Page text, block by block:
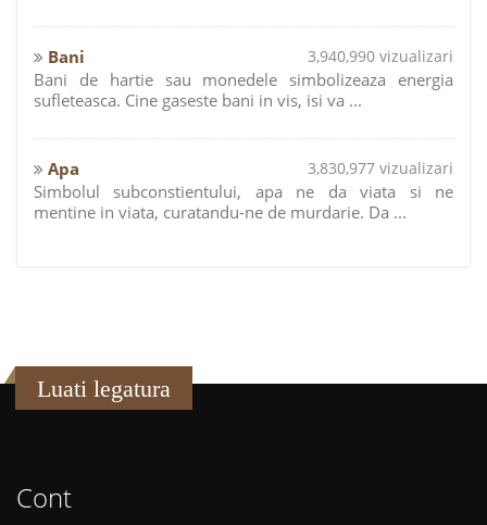
Bani 3,940,990 vizualizari
Bani de hartie sau monedele simbolizeaza energia
sufleteasca. Cine gaseste bani in vis, isi va ...
Apa 3,830,977 vizualizari
Simbolul subconstientului, apa ne da viata si ne
mentine in viata, curatandu-ne de murdarie. Da ...
Luati legatura
Cont